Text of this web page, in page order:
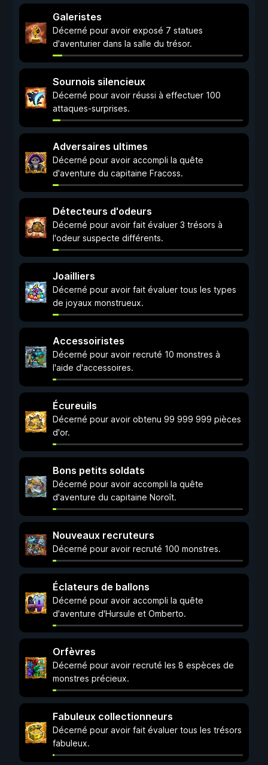
Galeristes
Décerné pour avoir exposé 7 statues
d'aventurier dans la salle du trésor.
Sournois silencieux
Décerné pour avoir réussi à effectuer 100
attaques-surprises.
Adversaires ultimes
Décerné pour avoir accompli la quête
d'aventure du capitaine Fracoss.
Détecteurs d'odeurs
Décerné pour avoir fait évaluer 3 trésors à
l'odeur suspecte différents.
Joailliers
Décerné pour avoir fait évaluer tous les types
de joyaux monstrueux.
Accessoiristes
Décerné pour avoir recruté 10 monstres à
l'aide d'accessoires.
Écureuils
Décerné pour avoir obtenu 99 999 999 pièces
d'or.
Bons petits soldats
Décerné pour avoir accompli la quête
d'aventure du capitaine Noroît.
Nouveaux recruteurs
Décerné pour avoir recruté 100 monstres.
Éclateurs de ballons
Décerné pour avoir accompli la quête
d'aventure d'Hursule et Omberto.
Orfèvres
Décerné pour avoir recruté les 8 espèces de
monstres précieux.
Fabuleux collectionneurs
Décerné pour avoir fait évaluer tous les trésors
fabuleux.